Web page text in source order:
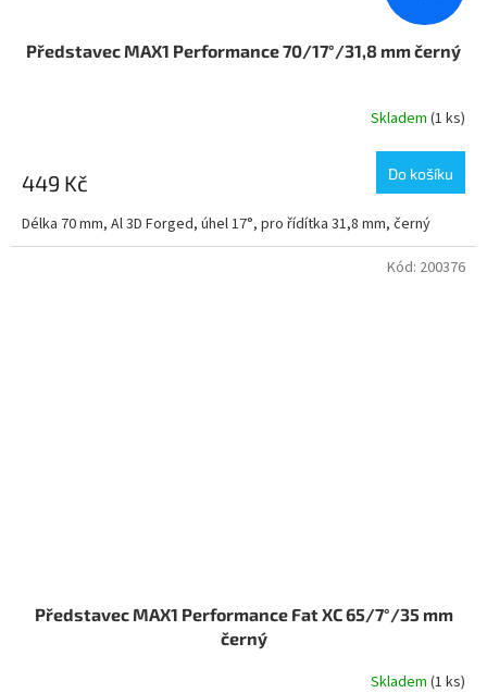
Představec MAX1 Performance 70/17°/31,8 mm černý
Skladem (1 ks)
449 Kč Do košíku
Délka 70 mm, Al 3D Forged, úhel 17°, pro řídítka 31,8 mm, černý
Představec MAX1 Performance Fat XC 65/7°/35 mm
černý
Skladem (1 ks)
Kód: 200376